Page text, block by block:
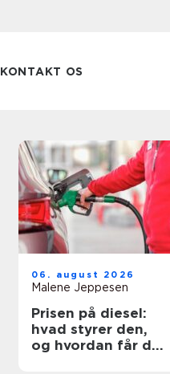
KONTAKT OS
06. august 2026
Malene Jeppesen
Prisen på diesel:
hvad styrer den,
og hvordan får du